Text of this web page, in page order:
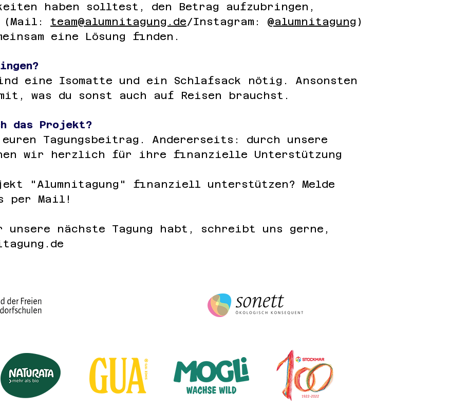
haben solltest, den Betrag aufzubringen,
(Mail: team@alumnitagung.de/Instagram: @alumnitagung )
eine Lösung finden.
eine Isomatte und ein Schlafsack nötig. Ansonsten
was du sonst auch auf Reisen brauchst.
das Projekt?
Tagungsbeitrag. Andererseits: durch unsere
wir herzlich für ihre finanzielle Unterstützung
"Alumnitagung" finanziell unterstützen? Melde
per Mail!
unsere nächste Tagung habt, schreibt uns gerne,